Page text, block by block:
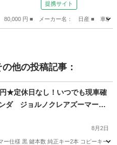
提携サイト
80,000 円 ■ メーカー名： 日産 ■ 車
他の投稿記事：
★定休日なし！いつでも現車確
ダ ジョルノクレアズーマー仕
ー仕様！ ４スト！ バッテリー
ースに♪
8月2日
ー仕様 黒 鍵本数 純正キー2本 コピーキ